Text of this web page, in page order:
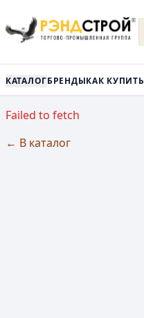
КАТАЛОГБРЕНДЫКАК КУПИТЬ
Failed to fetch
← В каталог